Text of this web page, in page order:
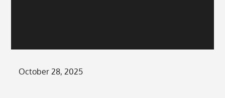
Posted
October 28, 2025